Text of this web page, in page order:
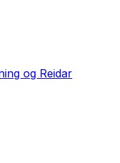
og Reidar